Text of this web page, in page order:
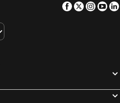
Facebook
Twitter